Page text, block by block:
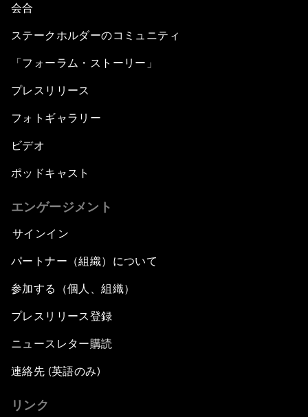
会合
ステークホルダーのコミュニティ
「フォーラム・ストーリー」
プレスリリース
フォトギャラリー
ビデオ
ポッドキャスト
エンゲージメント
サインイン
パートナー（組織）について
参加する（個人、組織）
プレスリリース登録
ニュースレター購読
連絡先 (英語のみ)
リンク